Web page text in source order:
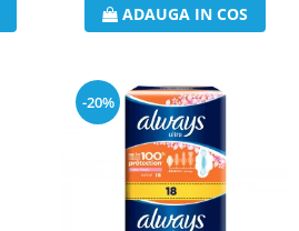
ADAUGA IN COS
-20%